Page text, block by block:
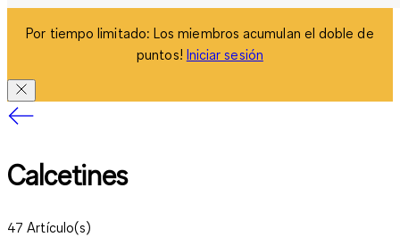
Por tiempo limitado: Los miembros acumulan el doble de
puntos! Iniciar sesión
Calcetines
47 Artículo(s)